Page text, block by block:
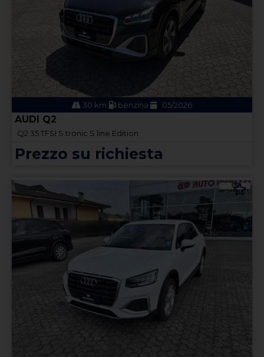
30 km benzina 05/2026
AUDI Q2
Q2 35 TFSI S tronic S line Edition
Prezzo su richiesta